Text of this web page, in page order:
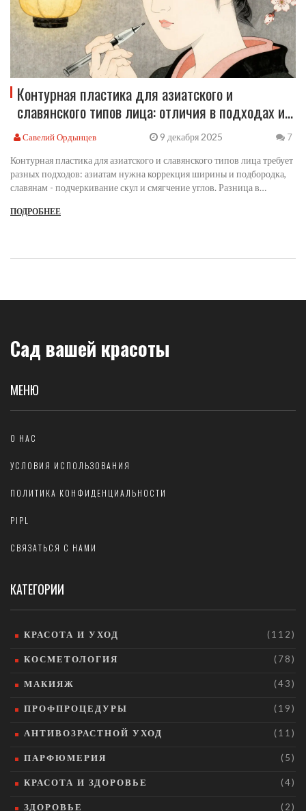
Контурная пластика для азиатского и
славянского типов лица: отличия в подходах и
техниках
Савелий Ордынцев 9 декабря 2025 7
Контурная пластика для азиатского и славянского типов лица требует
разных подходов: азиатам нужна коррекция ширины и подбородка,
славянам - подчеркивание скул и смягчение углов. Разница в
ПОДРОБНЕЕ
Сад вашей красоты
МЕНЮ
О НАС
УСЛОВИЯ ИСПОЛЬЗОВАНИЯ
ПОЛИТИКА КОНФИДЕНЦИАЛЬНОСТИ
PIPL
СВЯЗАТЬСЯ С НАМИ
КАТЕГОРИИ
КРАСОТА И УХОД (112)
КОСМЕТОЛОГИЯ (78)
МАКИЯЖ (43)
ПРОФПРОЦЕДУРЫ (19)
АНТИВОЗРАСТНОЙ УХОД (11)
ПАРФЮМЕРИЯ (5)
КРАСОТА И ЗДОРОВЬЕ (4)
ЗДОРОВЬЕ (2)